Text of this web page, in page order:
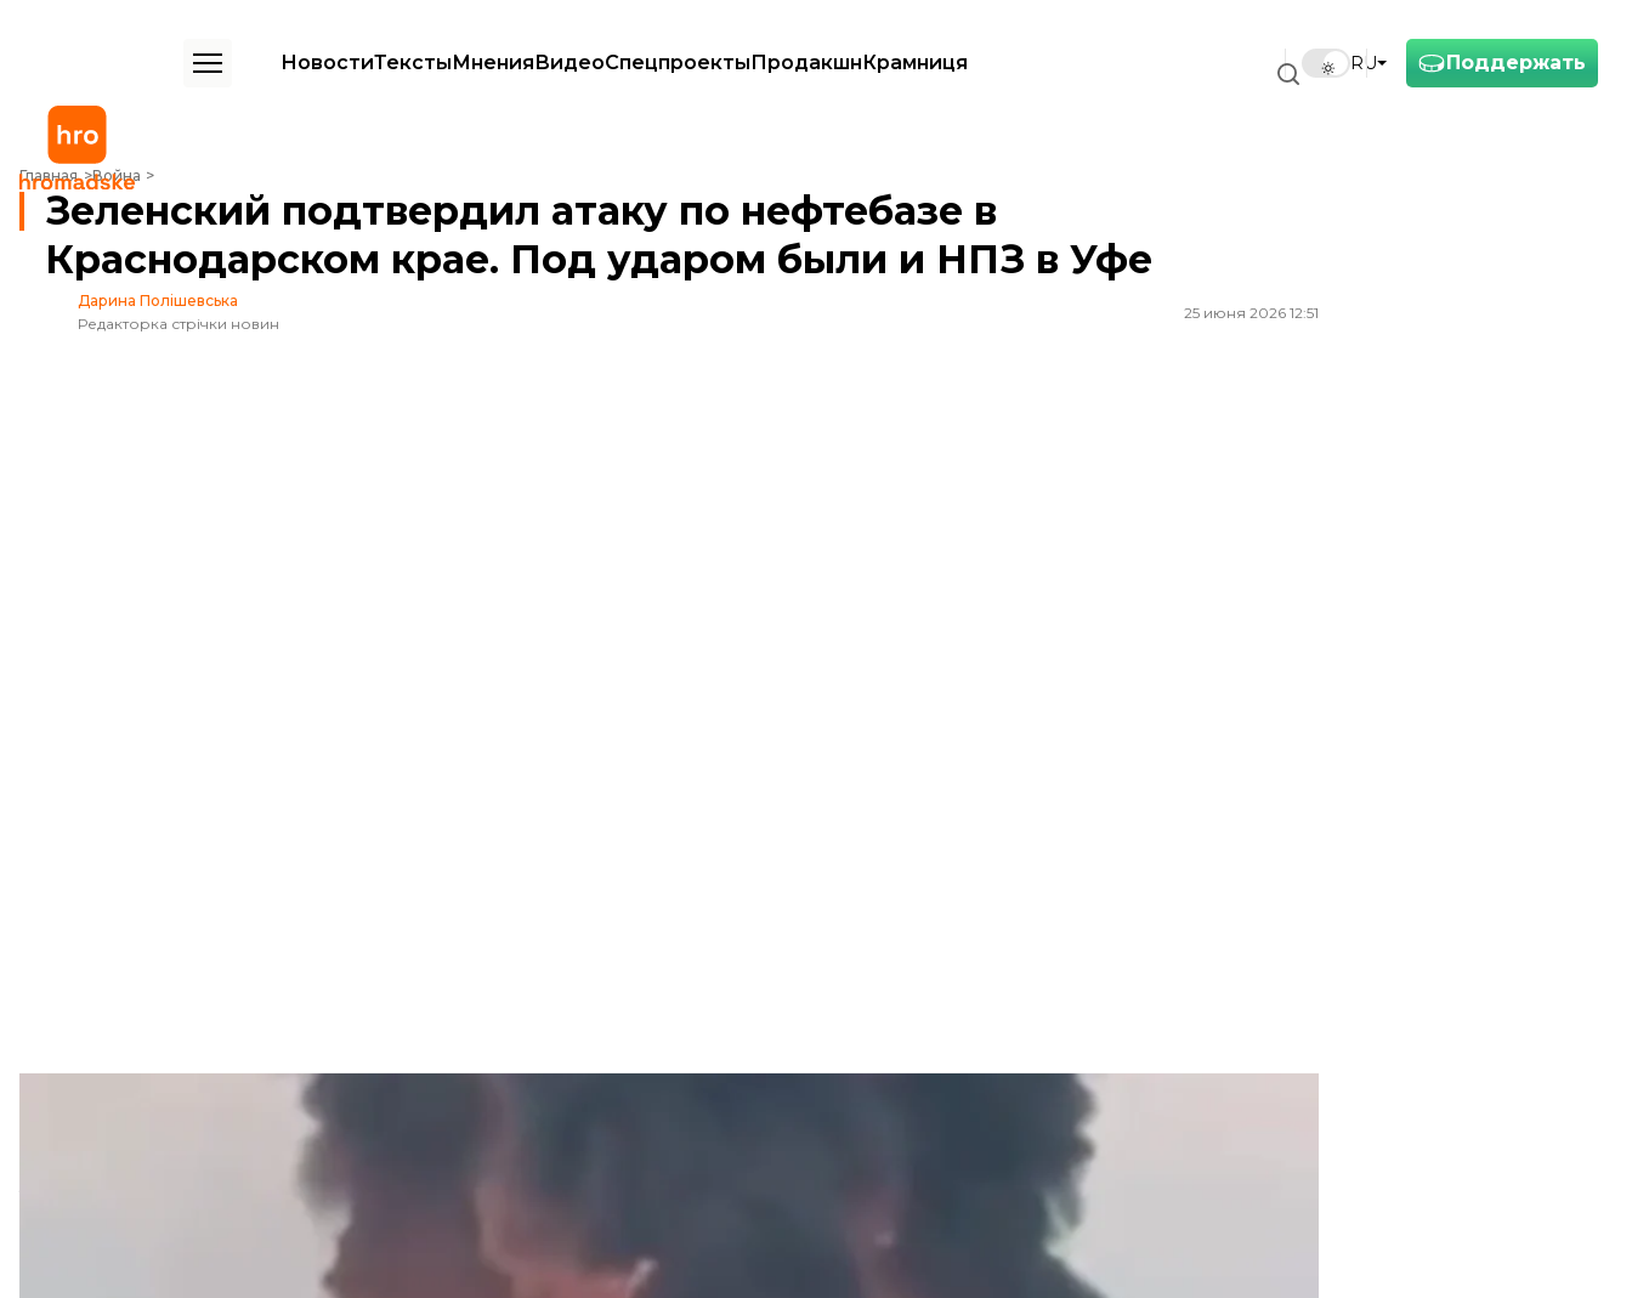
Поддержать
RU
НовостиТекстыМненияВидеоСпецпроектыПродакшнКрамниця
Главная Война
Зеленский подтвердил атаку по нефтебазе в Краснодарском крае. Под ударом были и НПЗ в Уфе
Зеленский подтвердил атаку по нефтебазе в
Краснодарском крае. Под ударом были и НПЗ в Уфе
Дарина Полішевська
Редакторка стрічки новин
25 июня 2026 12:51
В ночь на 25 июня подразделения Сил обороны Украины поразили нефтебазу «Полтавская» в Краснодарском крае рф. Под
президент Украины Владимир Зеленский.
Он говорит, что расстояние от линии фронта до нефтебазы «Полтавская» составляет около 300 километров. Уже утром 25
июня Служба безопасности Украины ударила по двум нефтеперерабатывающим заводам в Уфе — «Башнефть-Уфанефтехим»